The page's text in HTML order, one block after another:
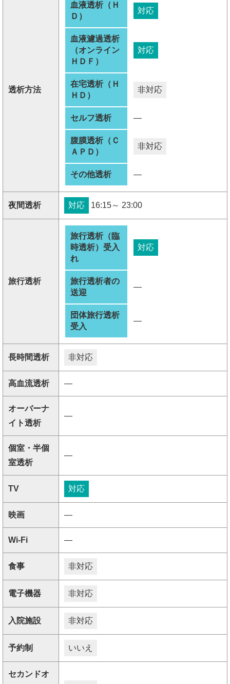
透析方法
血液透析（Ｈ
Ｄ）
対応
血液濾過透析
（オンライン
ＨＤＦ）
対応
在宅透析（Ｈ
ＨＤ）
非対応
セルフ透析 ―
腹膜透析（Ｃ
ＡＰＤ）
非対応
その他透析 ―
夜間透析 対応 16:15～ 23:00
旅行透析
旅行透析（臨
時透析）受入
れ
対応
旅行透析者の
送迎
―
団体旅行透析
受入
―
長時間透析 非対応
高血流透析 ―
オーバーナ
イト透析
―
個室・半個
室透析
―
TV 対応
映画 ―
Wi-Fi ―
食事 非対応
電子機器 非対応
入院施設 非対応
予約制 いいえ
セカンドオ